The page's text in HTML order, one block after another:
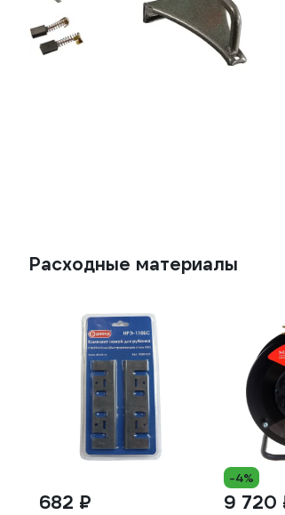
Расходные материалы
682 ₽
-4%
9 720